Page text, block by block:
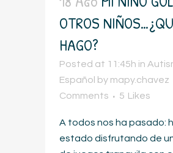
OTROS
HAGO?
Posted at 11:45h in
Español by mapy.chavez
Comments
5 Likes
A todos nos ha pasado:
estado disfrutando de